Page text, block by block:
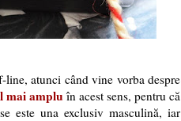
atunci când vine vorba despre
mai ampluîn acest sens, pentru că
este una exclusiv masculină, iar